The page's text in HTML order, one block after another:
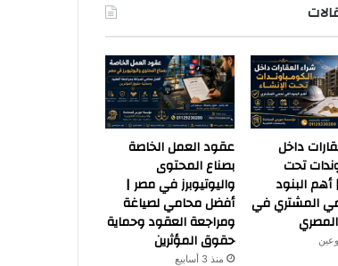
داخل
تحت
أهم البنود
المشتري في
عقود العمل الخاصة
بصناع المحتوى
واليوتيوبرز في مصر |
أفضل محامي لصياغة
ومراجعة العقود وحماية
حقوق المؤثرين
منذ 3 أسابيع